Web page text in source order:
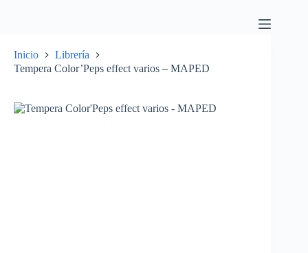
Inicio
Librería
Tempera Color’Peps effect varios – MAPED